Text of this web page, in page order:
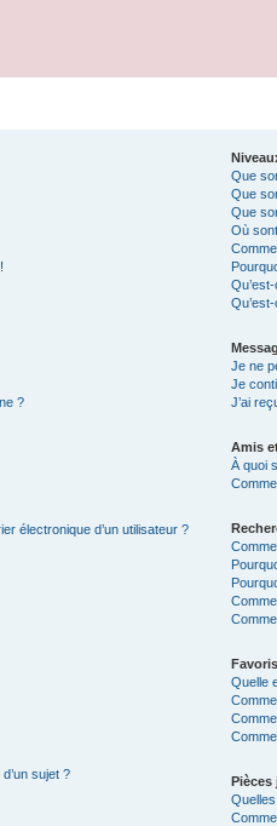
?
électronique d’un utilisateur ?
sujet ?
Que
Que
Que
Où
Je ne
Je
J’ai
Amis
À quoi
Quelle
Pièces